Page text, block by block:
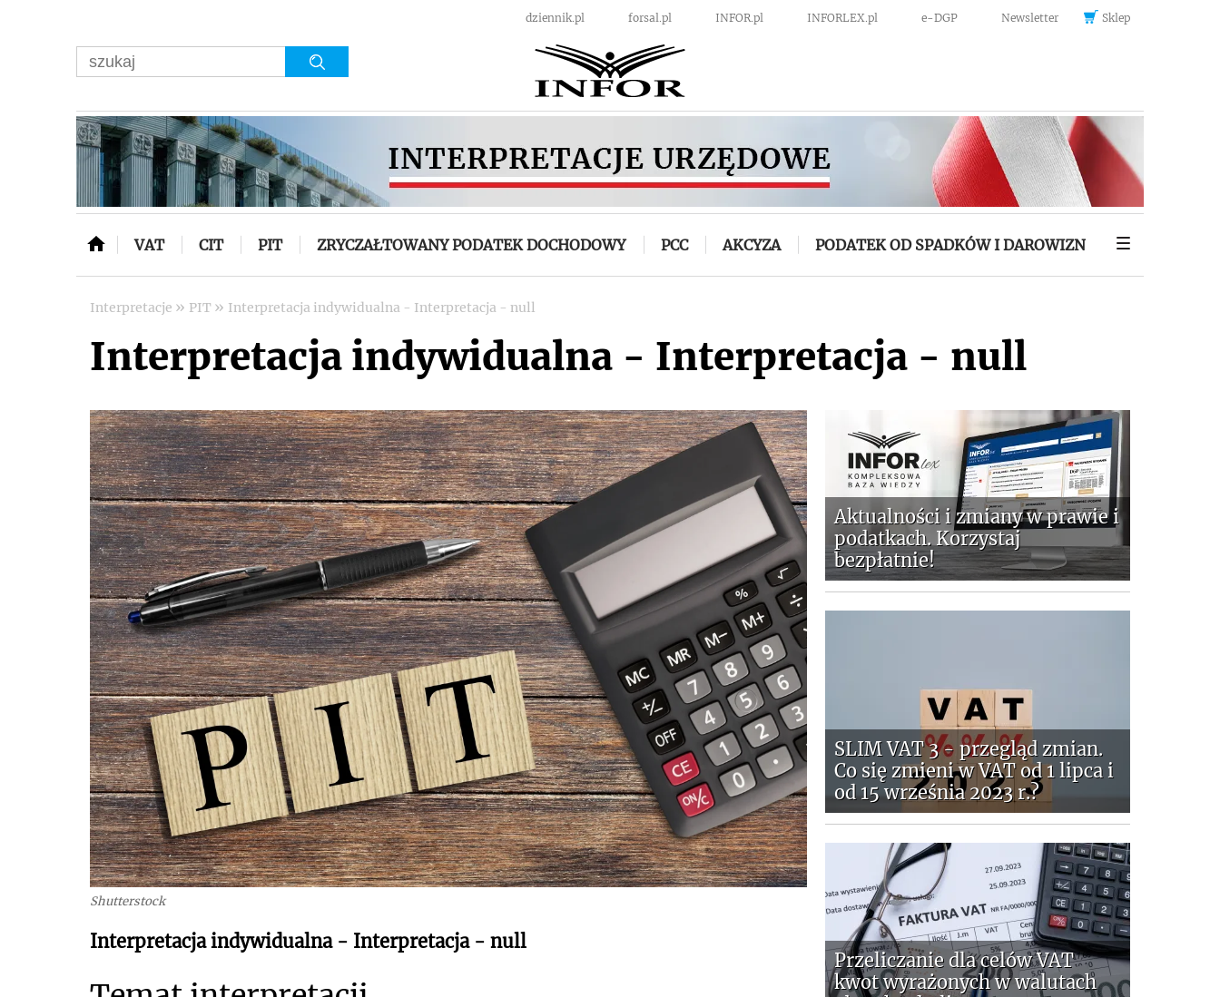
dziennik.pl forsal.pl INFOR.pl INFORLEX.pl e-DGP Newsletter Sklep
VAT CIT PIT ZRYCZAŁTOWANY PODATEK DOCHODOWY PCC AKCYZA PODATEK OD SPADKÓW I DAROWIZN
Interpretacje » PIT » Interpretacja indywidualna - Interpretacja - null
Interpretacja indywidualna - Interpretacja - null
Shutterstock
Interpretacja indywidualna - Interpretacja - null
Aktualności i zmiany w prawie i
podatkach. Korzystaj
bezpłatnie!
SLIM VAT 3 - przegląd zmian.
Co się zmieni w VAT od 1 lipca i
od 15 września 2023 r.?
Przeliczanie dla celów VAT
kwot wyrażonych w walutach